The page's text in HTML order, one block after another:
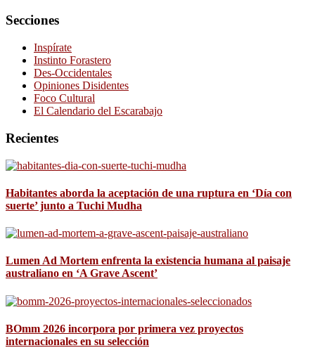
Secciones
Inspírate
Instinto Forastero
Des-Occidentales
Opiniones Disidentes
Foco Cultural
El Calendario del Escarabajo
Recientes
Habitantes aborda la aceptación de una ruptura en ‘Día con
suerte’ junto a Tuchi Mudha
Lumen Ad Mortem enfrenta la existencia humana al paisaje
australiano en ‘A Grave Ascent’
BOmm 2026 incorpora por primera vez proyectos
internacionales en su selección